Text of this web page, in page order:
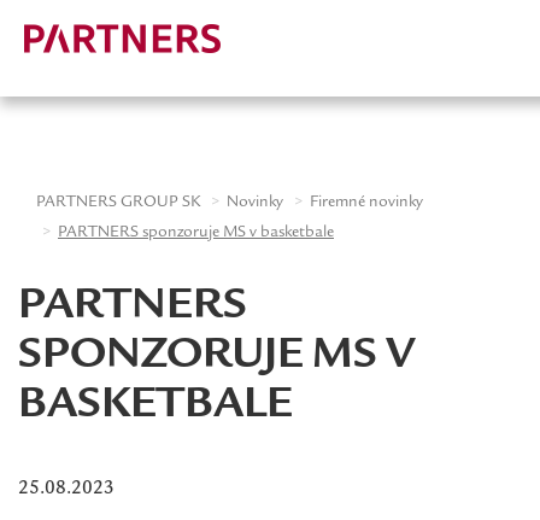
PARTNERS GROUP SK Novinky
Firemné novinky
PARTNERS sponzoruje MS v basketbale
PARTNERS
SPONZORUJE MS V
BASKETBALE
25.08.2023